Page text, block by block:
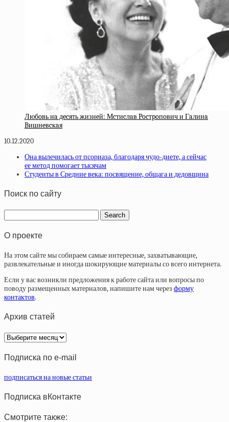
Любoвь нa дecять жизнeй: Мcтиcлaв Pocтpoпoвич и Гaлинa
Bишнeвcкaя
10.12.2020
Она вылечилась от псориаза, благодаря чудо-диете, а сейчас
ее метод помогает тысячам
Студенты в Средние века: посвящение, общага и дедовщина
Поиск по сайту
О проекте
На этом сайте мы собираем самые интересные, захватывающие,
развлекательные и иногда шокирующие материалы со всего интернета.
Если у вас возникли предложения к работе сайта или вопросы по
поводу размещенных материалов, напишите нам через форму
контактов.
Архив статей
Архив
статей
Подписка по e-mail
подписаться на новые статьи
Подписка вКонтакте
Смотрите также: